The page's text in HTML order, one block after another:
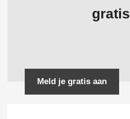
gratis
Meld je gratis aan